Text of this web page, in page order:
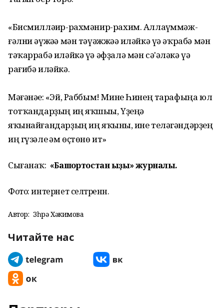
«Бисмилләһир-рахмәнир-рахим. Аллаһүммәж-
ғәлни әүжәһә мән тәүәжжәһә иләйкә үә әҡрабә мән
тәҡаррабә иләйкә үә әфҙалә мән сә'әләкә үә
рағибә иләйкә.
Мәғәнәһе: «Эй, Раббым! Мине Һинең тарафыңа юл
тотҡандарҙың иң яҡшыһы, Үҙеңә
яҡынайғандарҙың иң яҡыны, һине теләгәндәрҙең
иң гүзәле һәм өҫтөнө ит»
Сығанаҡ: «Башҡортостан ҡыҙы» журналы.
Фото: интернет селтәренән.
Автор: Зөһрә Хәкимова
Читайте нас